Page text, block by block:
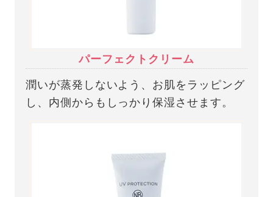
パーフェクトクリーム
潤いが蒸発しないよう、お肌をラッピング
し、内側からもしっかり保湿させます。